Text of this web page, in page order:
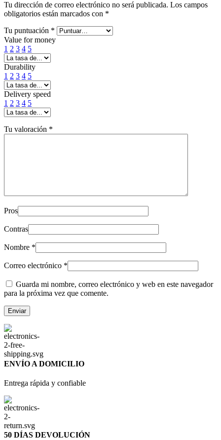
Tu dirección de correo electrónico no será publicada. Los campos
obligatorios están marcados con *
Tu puntuación *
Value for money
1 2 3 4 5
Durability
1 2 3 4 5
Delivery speed
1 2 3 4 5
Tu valoración *
Pros
Contras
Nombre *
Correo electrónico *
Guarda mi nombre, correo electrónico y web en este navegador
para la próxima vez que comente.
ENVÍO A DOMICILIO
Entrega rápida y confiable
50 DÍAS DEVOLUCIÓN